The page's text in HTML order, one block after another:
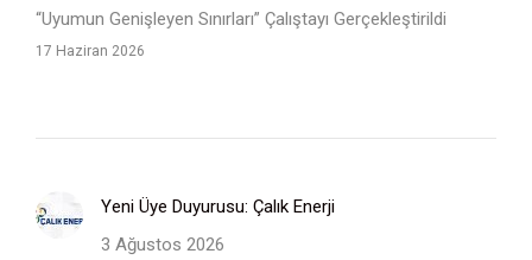
“Uyumun Genişleyen Sınırları” Çalıştayı Gerçekleştirildi
17 Haziran 2026
Yeni Üye Duyurusu: Çalık Enerji
3 Ağustos 2026